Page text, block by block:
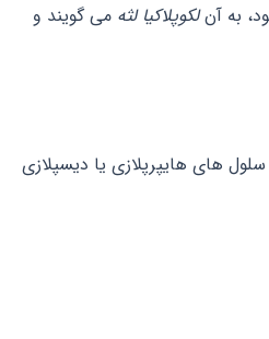
لکوپلاکیا لثه می گویند و
های هایپرپلازی یا دیسپلازی